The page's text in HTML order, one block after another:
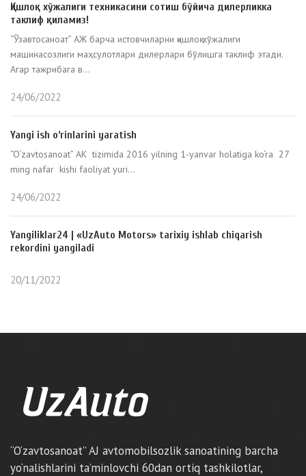
Қишлоқ хўжалиги техникасини сотиш бўйича дилерликка
таклиф қиламиз!
“Ўзавтосаноат” АЖ барча истовчиларни қишлоқ хўжалиги
машинасозлиги маҳсулотлари дилерлари бўлишга таклиф этади.
Агар тажрибага в...
24/06/2022
Yangi ish o‘rinlarini yaratish
“O‘zavtosanoat” AK tizimida 2016 yilning 1-yanvar holatiga ko‘ra 27
ming nafar kishi faoliyat yuri...
24/06/2022
Yangiliklar24 | «UzAuto Motors» tarixiy ishlab chiqarish
rekordini yangiladi
20/11/2022
“O‘zavtosanoat” AJ avtomobilsozlik sanoatining barcha
yo‘nalishlarini ta’minlovchi 60dan ortiq tashkilotlar,